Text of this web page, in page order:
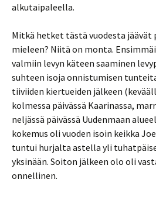
alkutaipaleella.
Mitkä hetket tästä vuodesta
mieleen? Niitä on monta.
valmiin levyn käteen saaminen
suhteen isoja onnistumisen
tiiviiden kiertueiden jälkeen
kolmessa päivässä Kaarinassa,
neljässä päivässä Uudenmaan
kokemus oli vuoden isoin keikka
tuntui hurjalta astella yli
yksinään. Soiton jälkeen olo oli
onnellinen.